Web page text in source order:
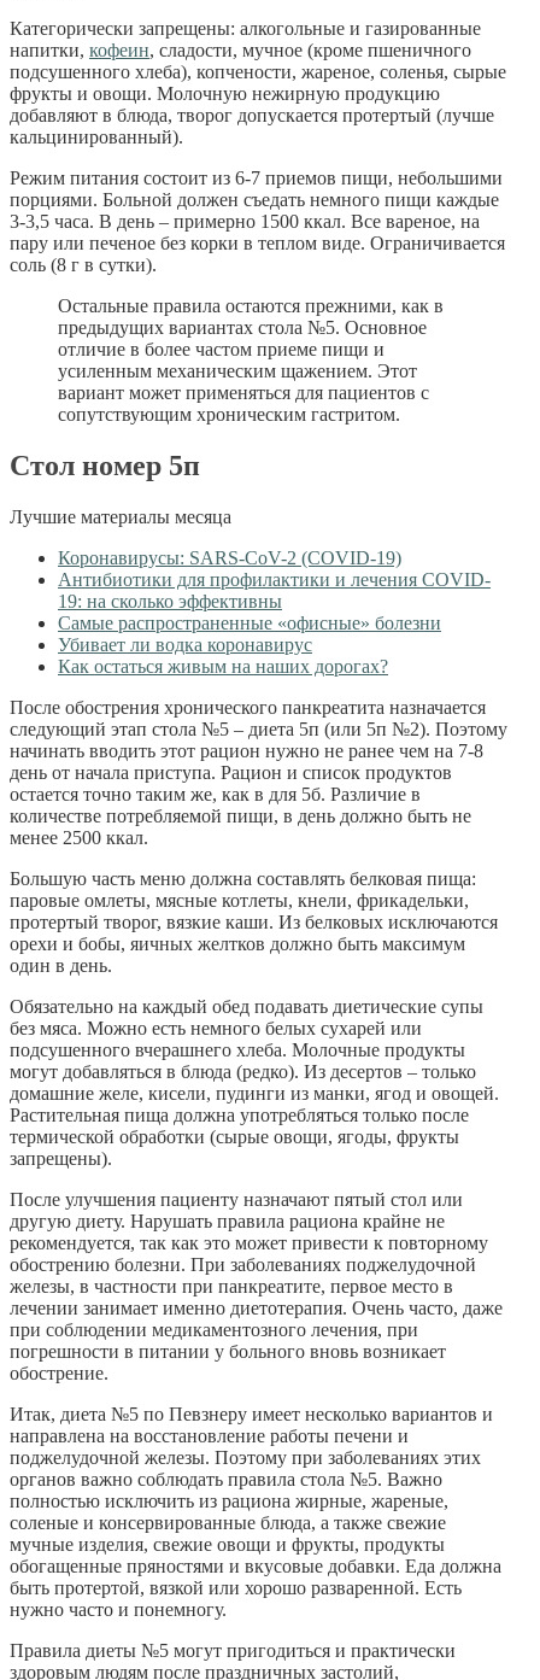
Категорически запрещены: алкогольные и газированные
напитки, кофеин, сладости, мучное (кроме пшеничного
подсушенного хлеба), копчености, жареное, соленья, сырые
фрукты и овощи. Молочную нежирную продукцию
добавляют в блюда, творог допускается протертый (лучше
кальцинированный).
Режим питания состоит из 6-7 приемов пищи, небольшими
порциями. Больной должен съедать немного пищи каждые
3-3,5 часа. В день – примерно 1500 ккал. Все вареное, на
пару или печеное без корки в теплом виде. Ограничивается
соль (8 г в сутки).
Остальные правила остаются прежними, как в
предыдущих вариантах стола №5. Основное
отличие в более частом приеме пищи и
усиленным механическим щажением. Этот
вариант может применяться для пациентов с
сопутствующим хроническим гастритом.
Стол номер 5п
Лучшие материалы месяца
Коронавирусы: SARS-CoV-2 (COVID-19)
Антибиотики для профилактики и лечения COVID-
19: на сколько эффективны
Самые распространенные «офисные» болезни
Убивает ли водка коронавирус
Как остаться живым на наших дорогах?
После обострения хронического панкреатита назначается
следующий этап стола №5 – диета 5п (или 5п №2). Поэтому
начинать вводить этот рацион нужно не ранее чем на 7-8
день от начала приступа. Рацион и список продуктов
остается точно таким же, как в для 5б. Различие в
количестве потребляемой пищи, в день должно быть не
менее 2500 ккал.
Большую часть меню должна составлять белковая пища:
паровые омлеты, мясные котлеты, кнели, фрикадельки,
протертый творог, вязкие каши. Из белковых исключаются
орехи и бобы, яичных желтков должно быть максимум
один в день.
Обязательно на каждый обед подавать диетические супы
без мяса. Можно есть немного белых сухарей или
подсушенного вчерашнего хлеба. Молочные продукты
могут добавляться в блюда (редко). Из десертов – только
домашние желе, кисели, пудинги из манки, ягод и овощей.
Растительная пища должна употребляться только после
термической обработки (сырые овощи, ягоды, фрукты
запрещены).
После улучшения пациенту назначают пятый стол или
другую диету. Нарушать правила рациона крайне не
рекомендуется, так как это может привести к повторному
обострению болезни. При заболеваниях поджелудочной
железы, в частности при панкреатите, первое место в
лечении занимает именно диетотерапия. Очень часто, даже
при соблюдении медикаментозного лечения, при
погрешности в питании у больного вновь возникает
обострение.
Итак, диета №5 по Певзнеру имеет несколько вариантов и
направлена на восстановление работы печени и
поджелудочной железы. Поэтому при заболеваниях этих
органов важно соблюдать правила стола №5. Важно
полностью исключить из рациона жирные, жареные,
соленые и консервированные блюда, а также свежие
мучные изделия, свежие овощи и фрукты, продукты
обогащенные пряностями и вкусовые добавки. Еда должна
быть протертой, вязкой или хорошо разваренной. Есть
нужно часто и понемногу.
Правила диеты №5 могут пригодиться и практически
здоровым людям после праздничных застолий,